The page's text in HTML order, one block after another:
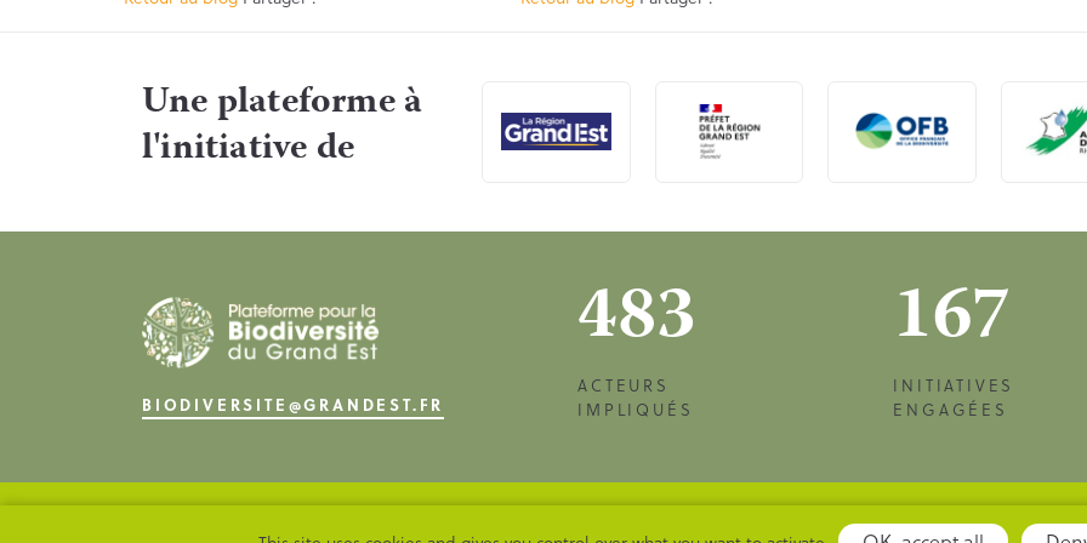
Une plateforme à
l'initiative de
BIODIVERSITE@GRANDEST.FR
483
ACTEURS
IMPLIQUÉS
167
INITIATIVES
ENGAGÉES
INSCRIPTION